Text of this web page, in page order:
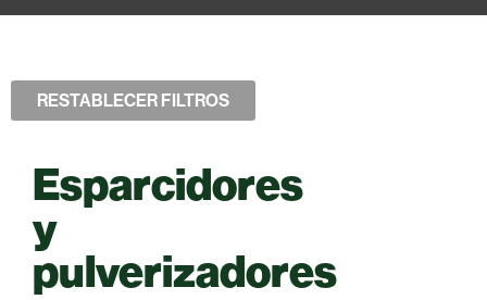
RESTABLECER FILTROS
Esparcidores
y
pulverizadores